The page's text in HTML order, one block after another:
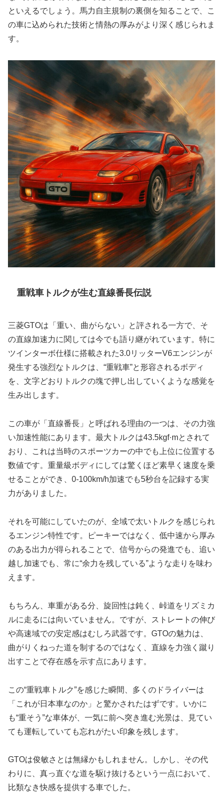
といえるでしょう。馬力自主規制の裏側を知ることで、こ
の車に込められた技術と情熱の厚みがより深く感じられま
す。
重戦車トルクが生む直線番長伝説
三菱GTOは「重い、曲がらない」と評される一方で、そ
の直線加速力に関しては今でも語り継がれています。特に
ツインターボ仕様に搭載された3.0リッターV6エンジンが
発生する強烈なトルクは、“重戦車”と形容されるボディ
を、文字どおりトルクの塊で押し出していくような感覚を
生み出します。
この車が「直線番長」と呼ばれる理由の一つは、その力強
い加速性能にあります。最大トルクは43.5kgf·mとされて
おり、これは当時のスポーツカーの中でも上位に位置する
数値です。重量級ボディにしては驚くほど素早く速度を乗
せることができ、0-100km/h加速でも5秒台を記録する実
力がありました。
それを可能にしていたのが、全域で太いトルクを感じられ
るエンジン特性です。ピーキーではなく、低中速から厚み
のある出力が得られることで、信号からの発進でも、追い
越し加速でも、常に“余力を残している”ような走りを味わ
えます。
もちろん、車重がある分、旋回性は鈍く、峠道をリズミカ
ルに走るには向いていません。ですが、ストレートの伸び
や高速域での安定感はむしろ武器です。GTOの魅力は、
曲がりくねった道を制するのではなく、直線を力強く蹴り
出すことで存在感を示す点にあります。
この“重戦車トルク”を感じた瞬間、多くのドライバーは
「これが日本車なのか」と驚かされたはずです。いかに
も“重そう”な車体が、一気に前へ突き進む光景は、見てい
ても運転していても忘れがたい印象を残します。
GTOは俊敏さとは無縁かもしれません。しかし、その代
わりに、真っ直ぐな道を駆け抜けるという一点において、
比類なき快感を提供する車でした。